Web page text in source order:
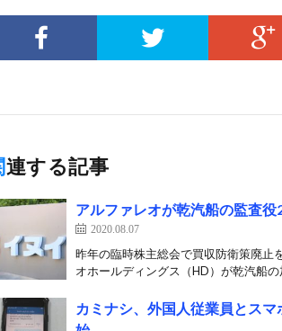
関連する記事
アルファレオが乾汽船の監査
2020.08.07
昨年の臨時株主総会で買収防衛策廃止
オホールディングス（HD）が乾汽船
カミナシ、外国人従業員とス